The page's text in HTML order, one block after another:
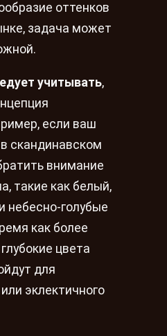
оттенков
задача может
учитывать,
если ваш
скандинавском
внимание
такие как белый,
небесно-голубые
как более
цвета
для
эклектичного